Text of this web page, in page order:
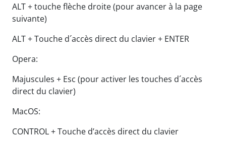
ALT + touche flèche droite (pour avancer à la page
suivante)
ALT + Touche d´accès direct du clavier + ENTER
Opera:
Majuscules + Esc (pour activer les touches d´accès
direct du clavier)
MacOS:
CONTROL + Touche d’accès direct du clavier